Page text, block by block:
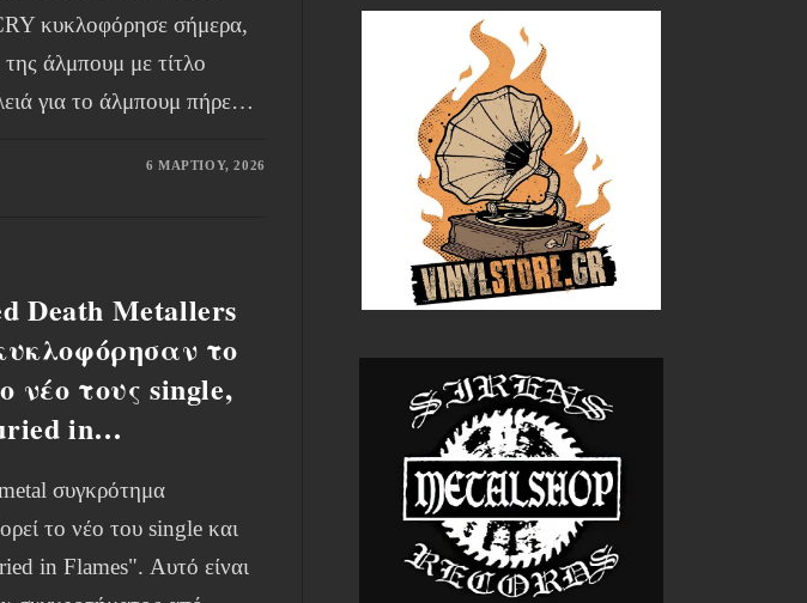
κυκλοφόρησε σήμερα,
άλμπουμ με τίτλο
για το άλμπουμ πήρε…
6 ΜΑΡΤΊΟΥ, 2026
Death Metallers
το
νέο τους single,
in…
συγκρότημα
το νέο του single και
in Flames". Αυτό είναι